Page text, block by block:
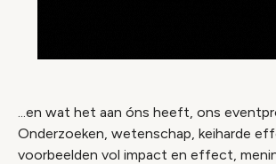
...en wat het aan óns heeft, ons
Onderzoeken, wetenschap, keiharde
voorbeelden vol impact en effect,